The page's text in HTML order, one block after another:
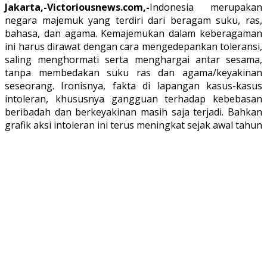
Jakarta,-Victoriousnews.com,-Indonesia merupakan
negara majemuk yang terdiri dari beragam suku, ras,
bahasa, dan agama. Kemajemukan dalam keberagaman
ini harus dirawat dengan cara mengedepankan toleransi,
saling menghormati serta menghargai antar sesama,
tanpa membedakan suku ras dan agama/keyakinan
seseorang. Ironisnya, fakta di lapangan kasus-kasus
intoleran, khususnya gangguan terhadap kebebasan
beribadah dan berkeyakinan masih saja terjadi. Bahkan
grafik aksi intoleran ini terus meningkat sejak awal tahun